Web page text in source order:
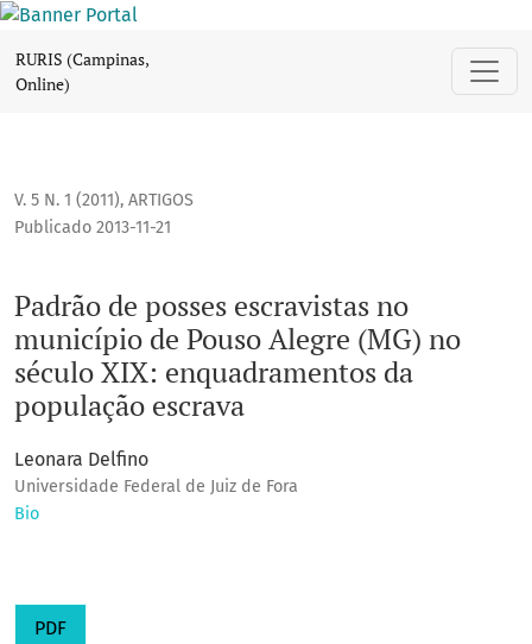
RURIS (Campinas,
Online)
V. 5 N. 1 (2011), ARTIGOS
Padrão de posses escravistas no
município de Pouso Alegre (MG) no
século XIX: enquadramentos da
população escrava
Publicado 2013-11-21
Leonara Delfino
Universidade Federal de Juiz de Fora
Bio
PDF